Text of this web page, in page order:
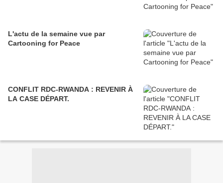
L'actu de la semaine vue par
Cartooning for Peace
CONFLIT RDC-RWANDA : REVENIR À
LA CASE DÉPART.